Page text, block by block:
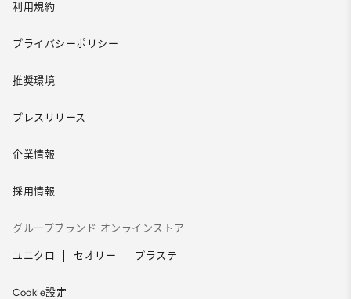
利用規約
プライバシーポリシー
推奨環境
プレスリリース
企業情報
採用情報
グループブランド オンラインストア
ユニクロ セオリー プラステ
Cookie設定